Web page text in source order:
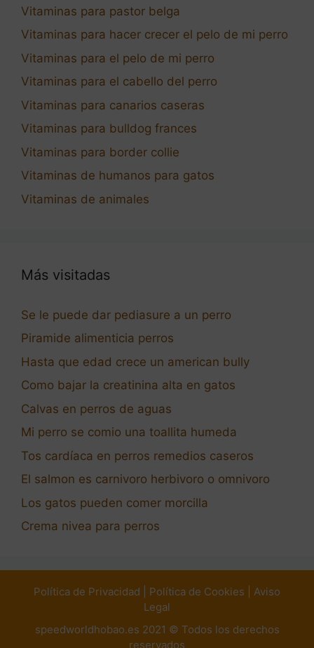
Vitaminas para pastor belga
Vitaminas para hacer crecer el pelo de mi perro
Vitaminas para el pelo de mi perro
Vitaminas para el cabello del perro
Vitaminas para canarios caseras
Vitaminas para bulldog frances
Vitaminas para border collie
Vitaminas de humanos para gatos
Vitaminas de animales
Más visitadas
Se le puede dar pediasure a un perro
Piramide alimenticia perros
Hasta que edad crece un american bully
Como bajar la creatinina alta en gatos
Calvas en perros de aguas
Mi perro se comio una toallita humeda
Tos cardíaca en perros remedios caseros
El salmon es carnivoro herbivoro o omnivoro
Los gatos pueden comer morcilla
Crema nivea para perros
Política de Privacidad Política de Cookies
Aviso
Legal
speedworldhobao.es 2021 © Todos los derechos
reservados